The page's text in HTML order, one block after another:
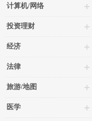
计算机/网络
投资理财
经济
法律
旅游/地图
医学